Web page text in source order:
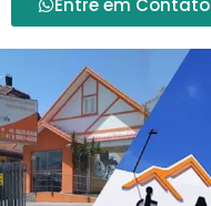
Entre em Contato